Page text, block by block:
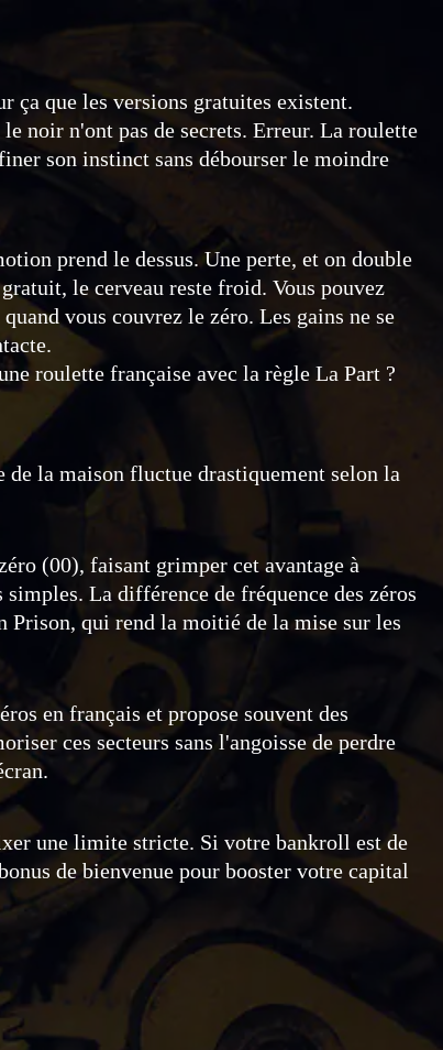
ça que les versions gratuites existent.
noir n'ont pas de secrets. Erreur. La roulette
son instinct sans débourser le moindre
prend le dessus. Une perte, et on double
le cerveau reste froid. Vous pouvez
vous couvrez le zéro. Les gains ne se
roulette française avec la règle La Part ?
de la maison fluctue drastiquement selon la
(00), faisant grimper cet avantage à
La différence de fréquence des zéros
Prison, qui rend la moitié de la mise sur les
en français et propose souvent des
ces secteurs sans l'angoisse de perdre
une limite stricte. Si votre bankroll est de
de bienvenue pour booster votre capital